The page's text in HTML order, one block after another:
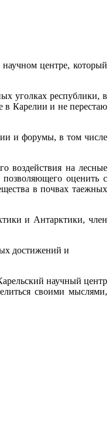
центре, который
уголках республики, в
в Карелии и не перестаю
и форумы, в том числе
воздействия на лесные
оценить с
в почвах таежных
и Антарктики, член
достижений и
научный центр
своими мыслями,